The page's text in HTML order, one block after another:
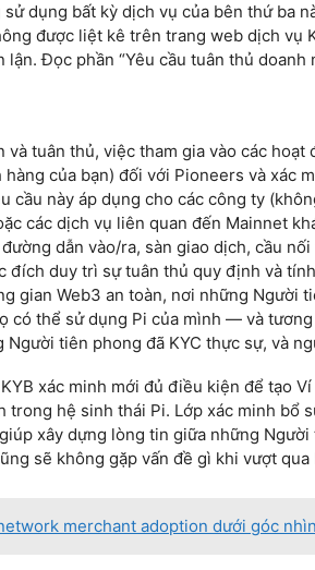
dụng bất kỳ dịch vụ của bên thứ ba
được liệt kê trên trang web dịch vụ
lận. Đọc phần “Yêu cầu tuân thủ
tuân thủ, việc tham gia vào các hoạt
của bạn) đối với Pioneers và xác
cầu này áp dụng cho các công ty
các dịch vụ liên quan đến Mainnet
dẫn vào/ra, sàn giao dịch, cầu
đích duy trì sự tuân thủ quy định và
gian Web3 an toàn, nơi những Người
có thể sử dụng Pi của mình — và
tiên phong đã KYC thực sự, và
xác minh mới đủ điều kiện để tạo
trong hệ sinh thái Pi. Lớp xác minh bổ
xây dựng lòng tin giữa những
sẽ không gặp vấn đề gì khi vượt qua
merchant adoption dưới góc